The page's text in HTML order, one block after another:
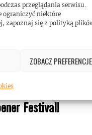
przeglądania serwisu.
ograniczyć niektóre
zapoznaj się z polityką
ZOBACZ PREFERENCJE
Cave kolejną
Festival!